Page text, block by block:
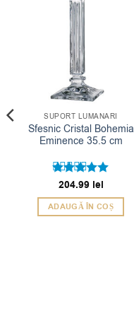
SUPORT LUMANARI
Sfesnic Cristal Bohemia
Eminence 35.5 cm
Evaluat la
5din 5
204.99 lei
ADAUGĂ ÎN COȘ